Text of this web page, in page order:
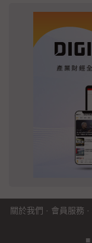
關於我們 · 會員服務 ·
■